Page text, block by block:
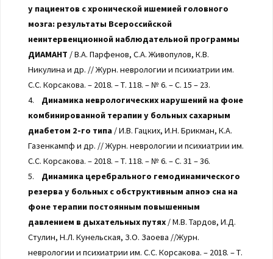
у пациентов с хронической ишемией головного
мозга: результаты Всероссийской
неинтервенционной наблюдательной программы
ДИАМАНТ / В.А. Парфенов, С.А. Живопулов, К.В.
Никулина и др. // Журн. неврологии и психиатрии им.
С.С. Корсакова. – 2018. – Т. 118. – № 6. – С. 15 – 23.
4. Динамика неврологических нарушений на фоне
комбинированной терапии у больных сахарным
диабетом 2-го типа/ И.В. Гацких, И.Н. Брикман, К.А.
Газенкампф и др. // Журн. неврологии и психиатрии им.
С.С. Корсакова. – 2018. – Т. 118. – № 6. – С. 31 – 36.
5. Динамика церебрального гемодинамического
резерва у больных с обструктивным апноэ сна на
фоне терапии постоянным повышенным
давлением в дыхательных путях/ М.В. Тардов, И.Д.
Стулин, Н.Л. Кунельская, З.О. Заоева //Журн.
неврологии и психиатрии им. С.С. Корсакова. – 2018. – Т.